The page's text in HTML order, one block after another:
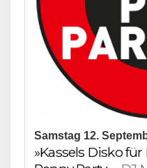
Samstag 12.
»Kassels Disko